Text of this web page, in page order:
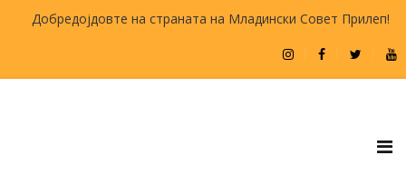
Добредојдовте на страната на Младински Совет Прилеп!